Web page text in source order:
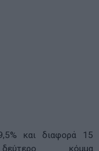
και διαφορά 15
κόμμα